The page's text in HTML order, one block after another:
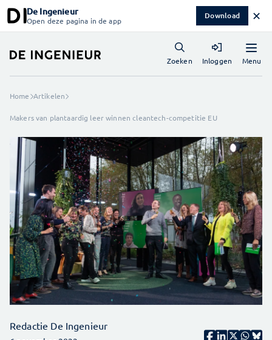
De Ingenieur
Open deze pagina in de app Download ✕
Menu
Zoeken Inloggen
Home Artikelen
Makers van plantaardig leer winnen cleantech-competitie EU
Redactie De Ingenieur